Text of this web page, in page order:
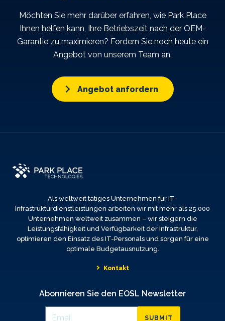
Möchten Sie mehr darüber erfahren, wie Park Place
Ihnen helfen kann, Ihre Betriebszeit nach der OEM-
Garantie zu maximieren? Fordern Sie noch heute ein
Angebot von unserem Team an.
Angebot anfordern
Als weltweit tätiges Unternehmen für IT-
Infrastrukturdienstleistungen arbeiten wir mit mehr als 25.000
Unternehmen weltweit zusammen – wir steigern die
Leistungsfähigkeit und Verfügbarkeit der Infrastruktur,
optimieren den Einsatz des IT-Personals und sorgen für eine
optimale Budgetausnutzung.
Kontakt
Abonnieren Sie den EOSL Newsletter
SUBMIT